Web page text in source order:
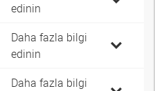
edinin
Daha fazla bilgi
edinin
Daha fazla bilgi